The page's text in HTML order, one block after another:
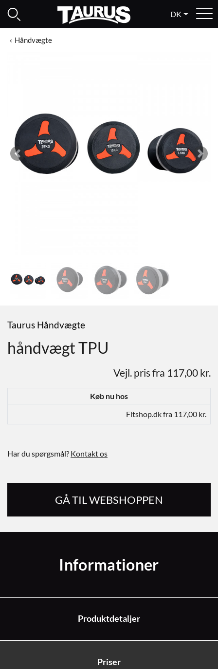
DK
Håndvægte
Previous Next
Taurus Håndvægte
håndvægt TPU
Vejl. pris fra 117,00 kr.
Køb nu hos
Fitshop.dk fra 117,00 kr.
Har du spørgsmål? Kontakt os
GÅ TIL WEBSHOPPEN
Informationer
Produktdetaljer
Priser